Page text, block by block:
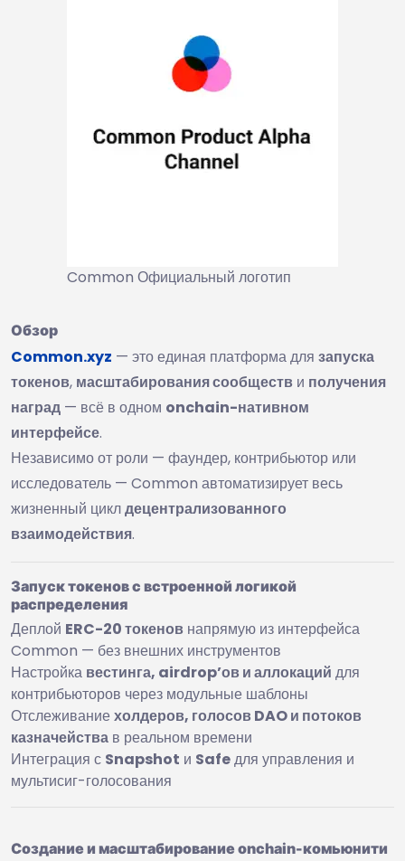
Common Официальный логотип
Обзор
Common.xyz — это единая платформа для запуска
токенов, масштабирования сообществ и получения
наград — всё в одном onchain-нативном
интерфейсе.
Независимо от роли — фаундер, контрибьютор или
исследователь — Common автоматизирует весь
жизненный циклдецентрализованного
взаимодействия.
Запуск токенов с встроенной логикой
распределения
Деплой ERC-20 токенов напрямую из интерфейса
Common — без внешних инструментов
Настройка вестинга, airdrop’ов и аллокаций для
контрибьюторов через модульные шаблоны
Отслеживаниехолдеров, голосов DAO и потоков
казначейства в реальном времени
Интеграция с Snapshot и Safeдля управления и
мультисиг-голосования
Создание и масштабирование onchain-комьюнити